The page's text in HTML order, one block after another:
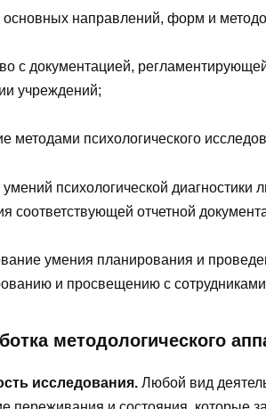
основных направлений, форм и
с документацией,
учреждений;
методами психологического
психологической диагностики
соответствующей отчетной
умения планирования и
и просвещению с
методологического
исследования. Любой вид